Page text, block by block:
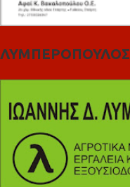
ΛΥΜΠΕΡΟΠΟΥΛΟΣ